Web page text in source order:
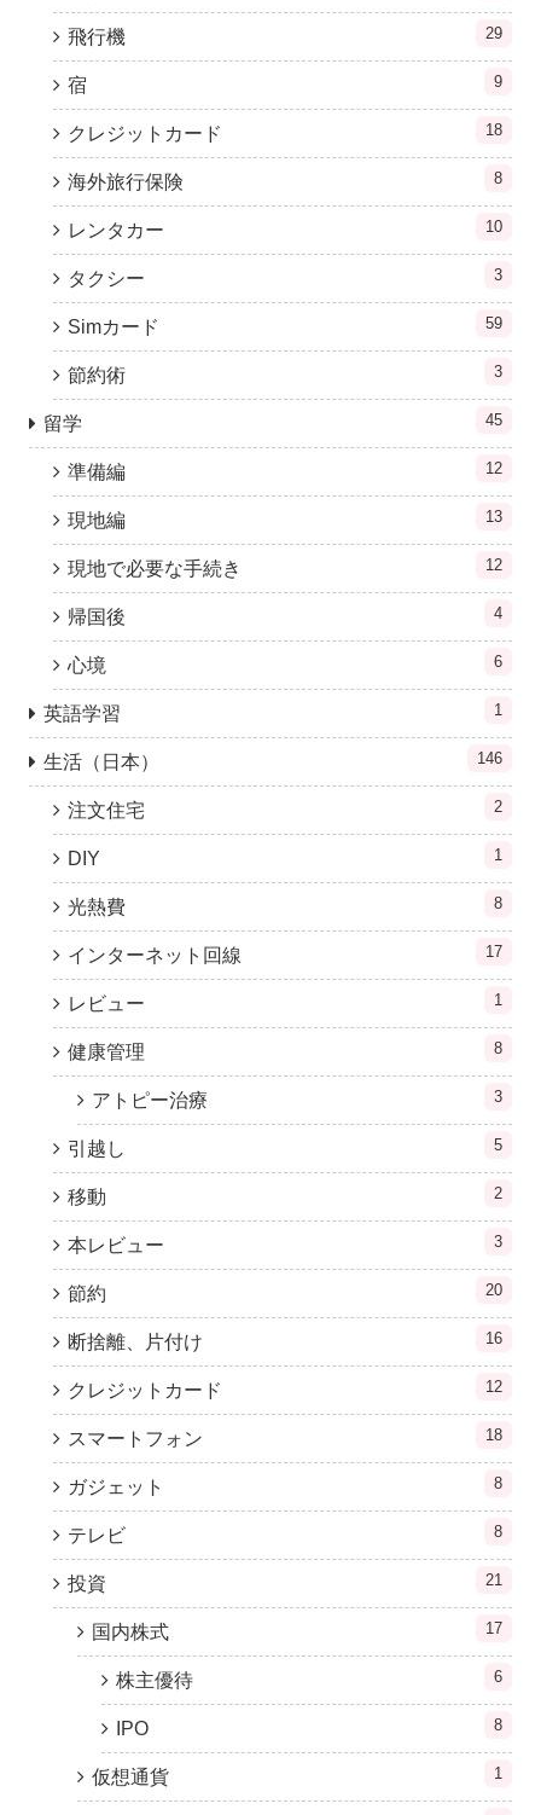
飛行機 29
宿 9
クレジットカード 18
海外旅行保険 8
レンタカー 10
タクシー 3
Simカード 59
節約術 3
留学 45
準備編 12
現地編 13
現地で必要な手続き 12
帰国後 4
心境 6
英語学習 1
生活（日本） 146
注文住宅 2
DIY 1
光熱費 8
インターネット回線 17
レビュー 1
健康管理 8
アトピー治療 3
引越し 5
移動 2
本レビュー 3
節約 20
断捨離、片付け 16
クレジットカード 12
スマートフォン 18
ガジェット 8
テレビ 8
投資 21
国内株式 17
株主優待 6
IPO 8
仮想通貨 1